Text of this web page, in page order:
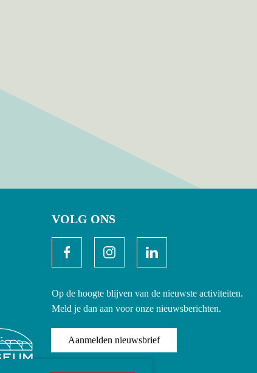
VOLG ONS
Op de hoogte blijven van de nieuwste activiteiten.
Meld je dan aan voor onze nieuwsberichten.
Aanmelden nieuwsbrief